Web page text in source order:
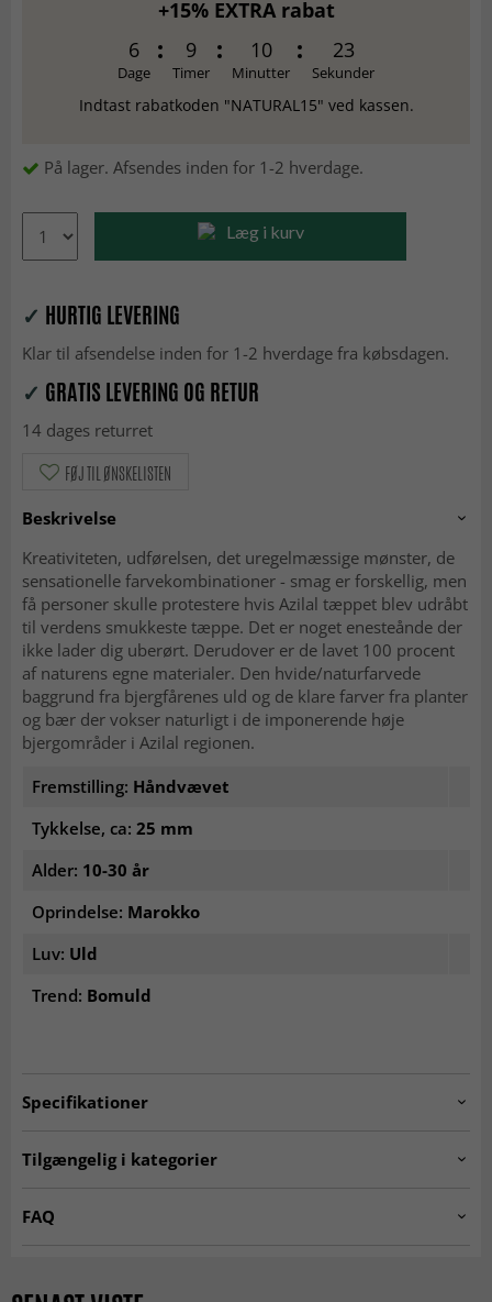
+15% EXTRA rabat
6
Dage
9
Timer
10
Minutter
22
Sekunder
Indtast rabatkoden "NATURAL15" ved kassen.
På lager. Afsendes inden for 1-2 hverdage.
Læg i kurv
✓ HURTIG LEVERING
Klar til afsendelse inden for 1-2 hverdage fra købsdagen.
✓ GRATIS LEVERING OG RETUR
14 dages returret
FØJ TIL ØNSKELISTEN
Beskrivelse
Kreativiteten, udførelsen, det uregelmæssige mønster, de
sensationelle farvekombinationer - smag er forskellig, men
få personer skulle protestere hvis Azilal tæppet blev udråbt
til verdens smukkeste tæppe. Det er noget enesteånde der
ikke lader dig uberørt. Derudover er de lavet 100 procent
af naturens egne materialer. Den hvide/naturfarvede
baggrund fra bjergfårenes uld og de klare farver fra planter
og bær der vokser naturligt i de imponerende høje
bjergområder i Azilal regionen.
Fremstilling: Håndvævet
Tykkelse, ca: 25 mm
Alder: 10-30 år
Oprindelse: Marokko
Luv: Uld
Trend: Bomuld
Specifikationer
Tilgængelig i kategorier
FAQ